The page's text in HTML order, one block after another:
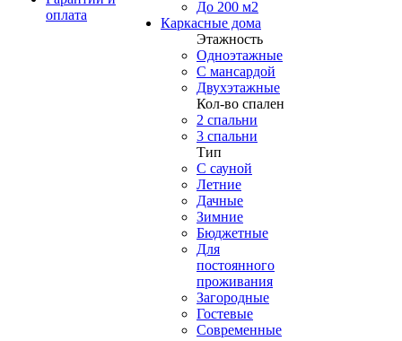
оплата
До 200 м2
Каркасные дома
Этажность
Одноэтажные
С мансардой
Двухэтажные
Кол-во спален
2 спальни
3 спальни
Тип
С сауной
Летние
Дачные
Зимние
Бюджетные
Для
постоянного
проживания
Загородные
Гостевые
Современные